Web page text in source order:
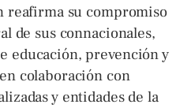
reafirma su compromiso
de sus connacionales,
educación, prevención y
colaboración con
y entidades de la